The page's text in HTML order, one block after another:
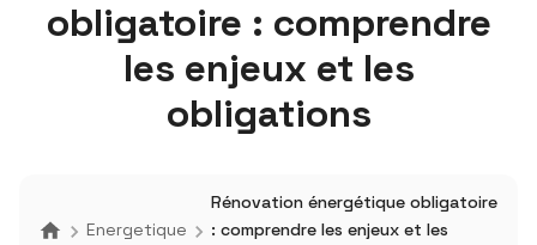
obligatoire : comprendre
les enjeux et les
obligations
Energetique
Rénovation énergétique obligatoire
: comprendre les enjeux et les